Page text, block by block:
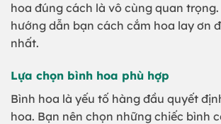
hoa đúng cách là vô cùng quan
hướng dẫn bạn cách cắm hoa lay ơn
nhất.
Lựa chọn bình hoa phù hợp
Bình hoa là yếu tố hàng đầu quyết
hoa. Bạn nên chọn những chiếc bình